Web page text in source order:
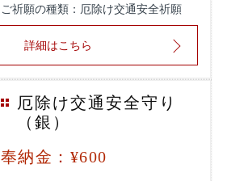
ご祈願の種類：厄除け交通安全祈願
詳細はこちら
厄除け交通安全守り
（銀）
奉納金：¥600